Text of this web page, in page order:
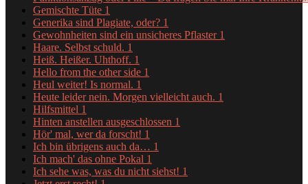
Gemischte Tüte 1
Generika sind Plagiate, oder? 1
Gewohnheiten sind ein unsicheres Pflaster 1
Haare. Selbst schuld. 1
Heiß. Heißer. Uhthoff. 1
Hello from the other side 1
Heul weiter! Is normal. 1
Heute leider nein. Morgen vielleicht auch. 1
Hilfsmittel 1
Hinten anstellen ausgeschlossen 1
Hör' mal, wer da forscht! 1
Ich bin übrigens auch da… 1
Ich mach' das ohne Pokal 1
Ich sehe was, was du nicht siehst! 1